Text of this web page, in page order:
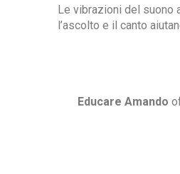
Le vibrazioni del suono
l’ascolto e il canto
Educare Amando